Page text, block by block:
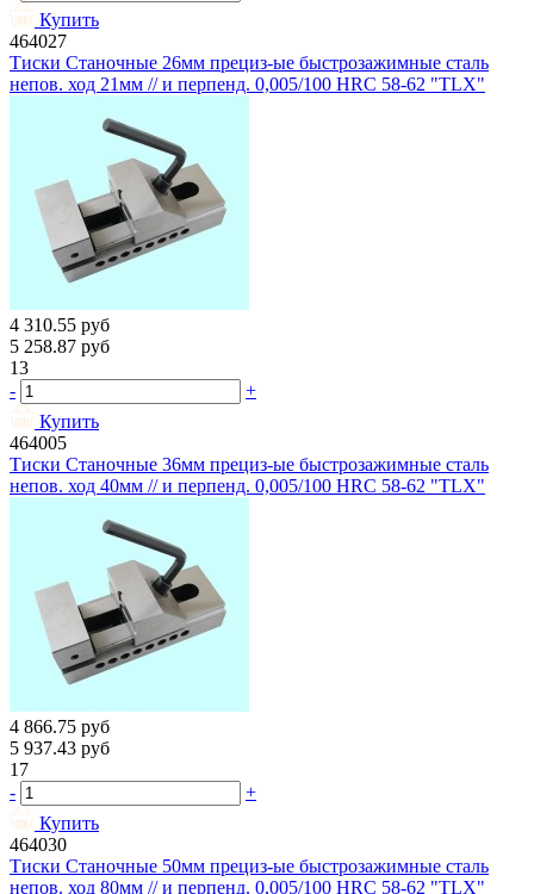
Купить
464027
Тиски Станочные 26мм прециз-ые быстрозажимные сталь
непов. ход 21мм // и перпенд. 0,005/100 HRС 58-62 "TLX"
4 310.55 руб
5 258.87 руб
13
-
+
Купить
464005
Тиски Станочные 36мм прециз-ые быстрозажимные сталь
непов. ход 40мм // и перпенд. 0,005/100 HRС 58-62 "TLX"
4 866.75 руб
5 937.43 руб
17
-
+
Купить
464030
Тиски Станочные 50мм прециз-ые быстрозажимные сталь
непов. ход 80мм // и перпенд. 0,005/100 HRС 58-62 "TLX"